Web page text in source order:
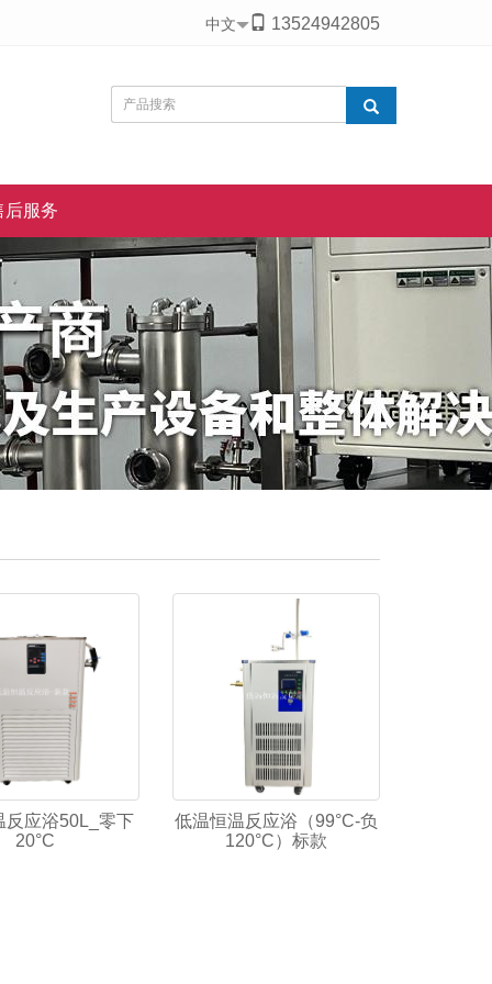
中文 13524942805
后服务
反应浴50L_零下
20°C
低温恒温反应浴（99°C-负
120°C）标款